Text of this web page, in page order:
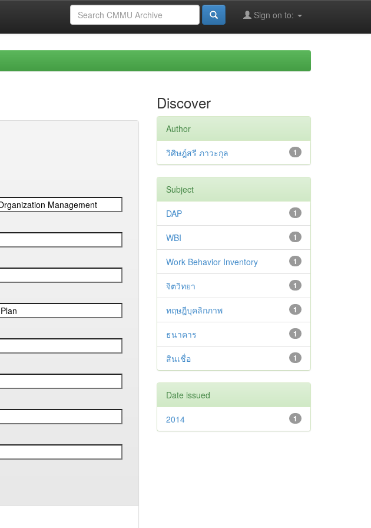
Sign on to:
Discover
Author
1
วิศิษฎ์สรี ภาวะกุล
Subject
1
DAP
1
WBI
1
Work Behavior Inventory
1
จิตวิทยา
1
ทฤษฎีบุคลิกภาพ
1
ธนาคาร
1
สินเชื่อ
Date issued
1
2014